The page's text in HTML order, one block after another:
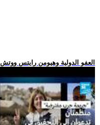
.. العفو الدولية وهيومن رايتس